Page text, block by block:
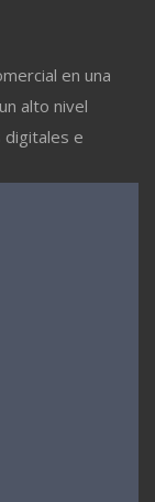
en una
alto nivel
digitales e